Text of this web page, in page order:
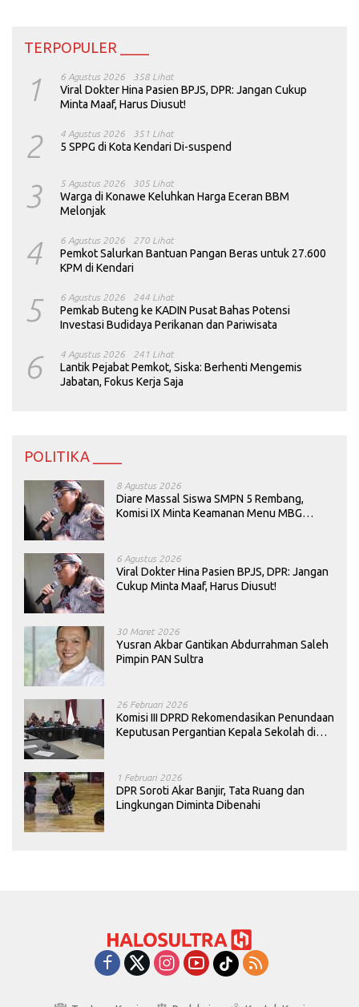
TERPOPULER ____
1 6 Agustus 2026 358 Lihat
Viral Dokter Hina Pasien BPJS, DPR: Jangan Cukup
Minta Maaf, Harus Diusut!
2 4 Agustus 2026 351 Lihat
5 SPPG di Kota Kendari Di-suspend
3 5 Agustus 2026 305 Lihat
Warga di Konawe Keluhkan Harga Eceran BBM
Melonjak
4 6 Agustus 2026 270 Lihat
Pemkot Salurkan Bantuan Pangan Beras untuk 27.600
KPM di Kendari
5 6 Agustus 2026 244 Lihat
Pemkab Buteng ke KADIN Pusat Bahas Potensi
Investasi Budidaya Perikanan dan Pariwisata
6 4 Agustus 2026 241 Lihat
Lantik Pejabat Pemkot, Siska: Berhenti Mengemis
Jabatan, Fokus Kerja Saja
POLITIKA ____
8 Agustus 2026
Diare Massal Siswa SMPN 5 Rembang,
Komisi IX Minta Keamanan Menu MBG
6 Agustus 2026
Viral Dokter Hina Pasien BPJS, DPR: Jangan
Cukup Minta Maaf, Harus Diusut!
30 Maret 2026
Yusran Akbar Gantikan Abdurrahman Saleh
Pimpin PAN Sultra
26 Februari 2026
Komisi III DPRD Rekomendasikan Penundaan
Keputusan Pergantian Kepala Sekolah di
1 Februari 2026
DPR Soroti Akar Banjir, Tata Ruang dan
Lingkungan Diminta Dibenahi